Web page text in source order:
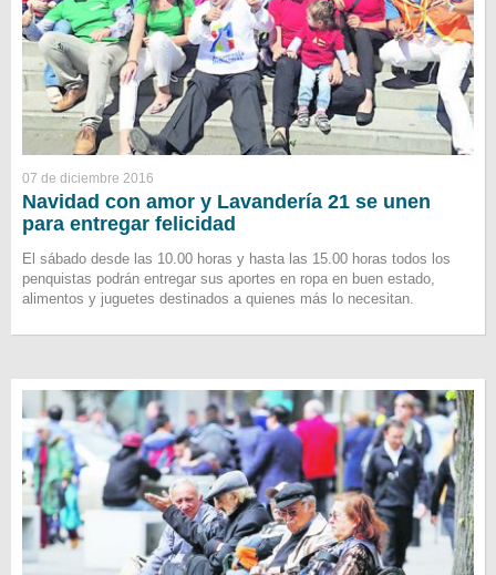
07 de diciembre 2016
Navidad con amor y Lavandería 21 se unen
para entregar felicidad
El sábado desde las 10.00 horas y hasta las 15.00 horas todos los
penquistas podrán entregar sus aportes en ropa en buen estado,
alimentos y juguetes destinados a quienes más lo necesitan.